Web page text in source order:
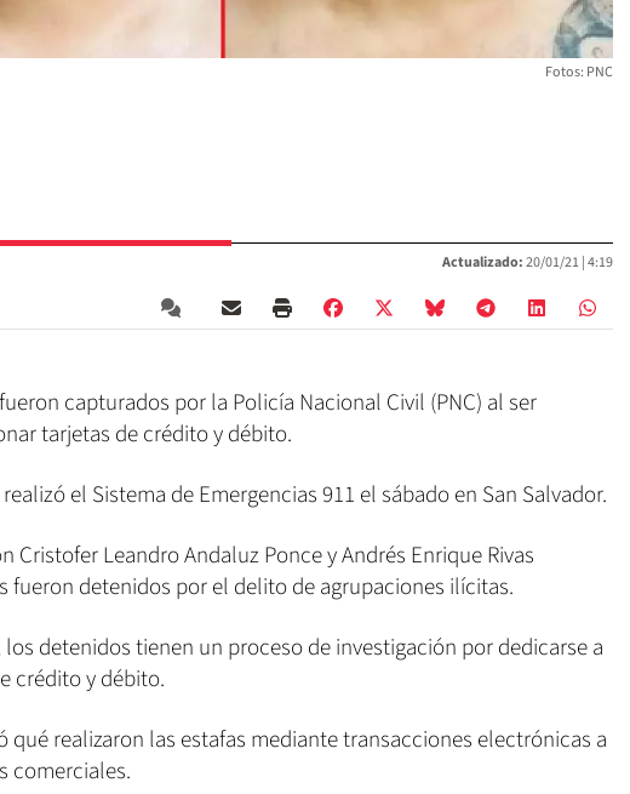
Fotos: PNC
Actualizado:20/01/21 |4:19
capturados por la Policía Nacional Civil (PNC) al ser
tarjetas de crédito y débito.
el Sistema de Emergencias 911 el sábado en San Salvador.
Cristofer Leandro Andaluz Ponce y Andrés Enrique Rivas
fueron detenidos por el delito de agrupaciones ilícitas.
los detenidos tienen un proceso de investigación por dedicarse a
crédito y débito.
qué realizaron las estafas mediante transacciones electrónicas a
comerciales.